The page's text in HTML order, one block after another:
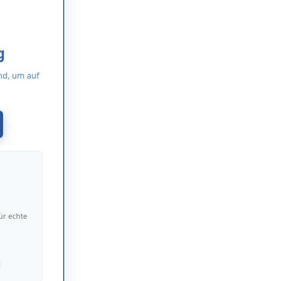
um auf
echte